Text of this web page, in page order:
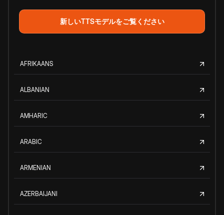
新しいTTSモデルをご覧ください
AFRIKAANS
ALBANIAN
AMHARIC
ARABIC
ARMENIAN
AZERBAIJANI